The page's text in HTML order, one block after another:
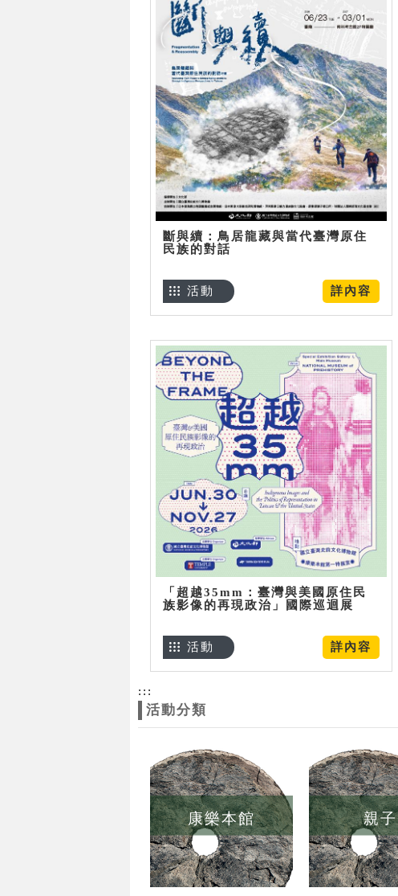
斷與續：鳥居龍藏與當代臺灣原住
民族的對話
詳內容
活動
「超越35mm：臺灣與美國原住民
族影像的再現政治」國際巡迴展
詳內容
活動
:::
活動分類
康樂本館 親子